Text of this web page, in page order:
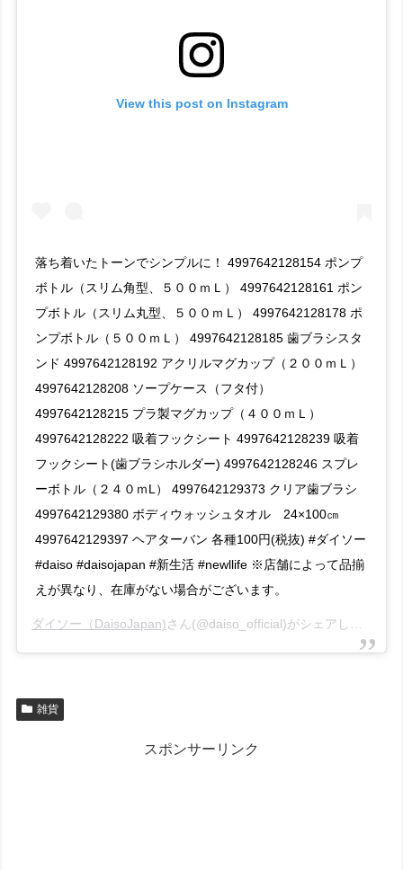
View this post on Instagram
落ち着いたトーンでシンプルに！ 4997642128154 ポンプ
ボトル（スリム角型、５００ｍＬ） 4997642128161 ポン
プボトル（スリム丸型、５００ｍＬ） 4997642128178 ポ
ンプボトル（５００ｍＬ） 4997642128185 歯ブラシスタ
ンド 4997642128192 アクリルマグカップ（２００ｍＬ）
4997642128208 ソープケース（フタ付）
4997642128215 プラ製マグカップ（４００ｍＬ）
4997642128222 吸着フックシート 4997642128239 吸着
フックシート(歯ブラシホルダー) 4997642128246 スプレ
ーボトル（２４０ｍL） 4997642129373 クリア歯ブラシ
4997642129380 ボディウォッシュタオル 24×100㎝
4997642129397 ヘアターバン 各種100円(税抜) #ダイソー
#daiso #daisojapan #新生活 #newllife ※店舗によって品揃
えが異なり、在庫がない場合がございます。
ダイソー（DaisoJapan)さん(@daiso_official)がシェアした投稿 –
雑貨
スポンサーリンク